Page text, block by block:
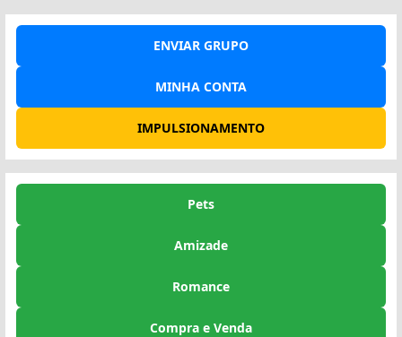
ENVIAR GRUPO
MINHA CONTA
IMPULSIONAMENTO
Pets
Amizade
Romance
Compra e Venda